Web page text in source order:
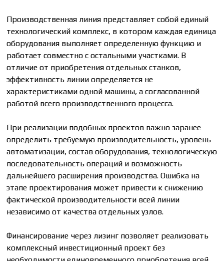
Производственная линия представляет собой единый
технологический комплекс, в котором каждая единица
оборудования выполняет определенную функцию и
работает совместно с остальными участками. В
отличие от приобретения отдельных станков,
эффективность линии определяется не
характеристиками одной машины, а согласованной
работой всего производственного процесса.
При реализации подобных проектов важно заранее
определить требуемую производительность, уровень
автоматизации, состав оборудования, технологическую
последовательность операций и возможность
дальнейшего расширения производства. Ошибка на
этапе проектирования может привести к снижению
фактической производительности всей линии
независимо от качества отдельных узлов.
Финансирование через лизинг позволяет реализовать
комплексный инвестиционный проект без